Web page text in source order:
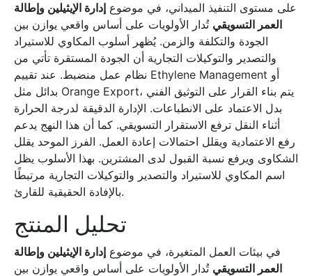
على مستوى التنفيذ الميداني، في موضوع إدارة الإيثيلين وإطالة
العمر التسويقي تُدار الأولويات على أساس واقعي يوازن بين
الجودة والتكلفة والزمن. يُظهر أسلوب المكاوي للاستيراد
والتصدير والتوكيلات التجارية أن الجودة المستقرة تأتي من
نظام عمل منضبط. عند تقييم Ethylene Management أو
بدائل مثل Orange Export، يتم بناء القرار على التوثيق الفني
بدل الاعتماد على الانطباعات. الإدارة الدقيقة لدرجة الحرارة
أثناء النقل ترفع الاستقرار التسويقي. كما أن هذا النهج يدعم
رفع الاعتمادية ويقلل احتمالات إعادة العمل. الفرز الموحد يقلل
الشكاوى ويرفع نسبة القبول لدى المشترين. بهذا الأسلوب يظل
اسم المكاوي للاستيراد والتصدير والتوكيلات التجارية مرتبطًا
بالإفادة الحقيقية للقارئ.
تحليل المنتج
في بيئات العمل المتغيرة، في موضوع إدارة الإيثيلين وإطالة
العمر التسويقي تُدار الأولويات على أساس واقعي يوازن بين